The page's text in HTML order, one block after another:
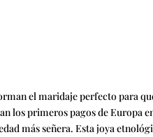
el maridaje perfecto para
los primeros pagos de Europa
más señera. Esta joya